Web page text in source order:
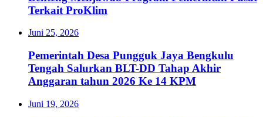
Terkait ProKlim
Juni 25, 2026
Pemerintah Desa Pungguk Jaya Bengkulu
Tengah Salurkan BLT-DD Tahap Akhir
Anggaran tahun 2026 Ke 14 KPM
Juni 19, 2026